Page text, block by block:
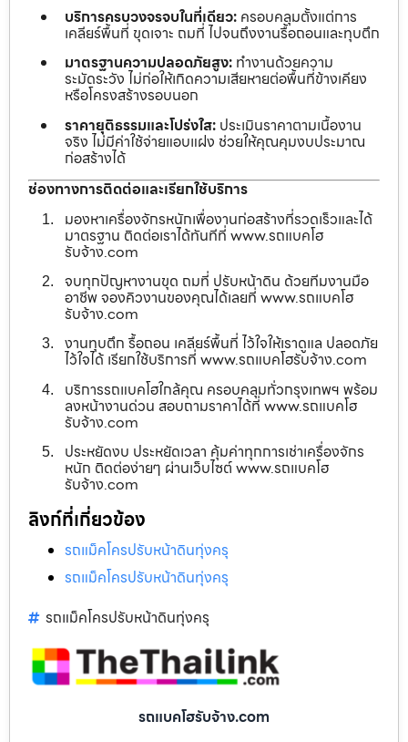
บริการครบวงจรจบในที่เดียว: ครอบคลุมตั้งแต่การ
เคลียร์พื้นที่ ขุดเจาะ ถมที่ ไปจนถึงงานรื้อถอนและทุบตึก
มาตรฐานความปลอดภัยสูง: ทำงานด้วยความ
ระมัดระวัง ไม่ก่อให้เกิดความเสียหายต่อพื้นที่ข้างเคียง
หรือโครงสร้างรอบนอก
ราคายุติธรรมและโปร่งใส: ประเมินราคาตามเนื้องาน
จริง ไม่มีค่าใช้จ่ายแอบแฝง ช่วยให้คุณคุมงบประมาณ
ก่อสร้างได้
ช่องทางการติดต่อและเรียกใช้บริการ
มองหาเครื่องจักรหนักเพื่องานก่อสร้างที่รวดเร็วและได้
มาตรฐาน ติดต่อเราได้ทันทีที่ www.รถแบคโฮ
รับจ้าง.com
จบทุกปัญหางานขุด ถมที่ ปรับหน้าดิน ด้วยทีมงานมือ
อาชีพ จองคิวงานของคุณได้เลยที่ www.รถแบคโฮ
รับจ้าง.com
งานทุบตึก รื้อถอน เคลียร์พื้นที่ ไว้ใจให้เราดูแล ปลอดภัย
ไว้ใจได้ เรียกใช้บริการที่ www.รถแบคโฮรับจ้าง.com
บริการรถแบคโฮใกล้คุณ ครอบคลุมทั่วกรุงเทพฯ พร้อม
ลงหน้างานด่วน สอบถามราคาได้ที่ www.รถแบคโฮ
รับจ้าง.com
ประหยัดงบ ประหยัดเวลา คุ้มค่าทุกการเช่าเครื่องจักร
หนัก ติดต่อง่ายๆ ผ่านเว็บไซต์ www.รถแบคโฮ
รับจ้าง.com
ลิงก์ที่เกี่ยวข้อง
รถแม็คโครปรับหน้าดินทุ่งครุ
รถแม็คโครปรับหน้าดินทุ่งครุ
รถแม็คโครปรับหน้าดินทุ่งครุ
รถแบคโฮรับจ้าง.com